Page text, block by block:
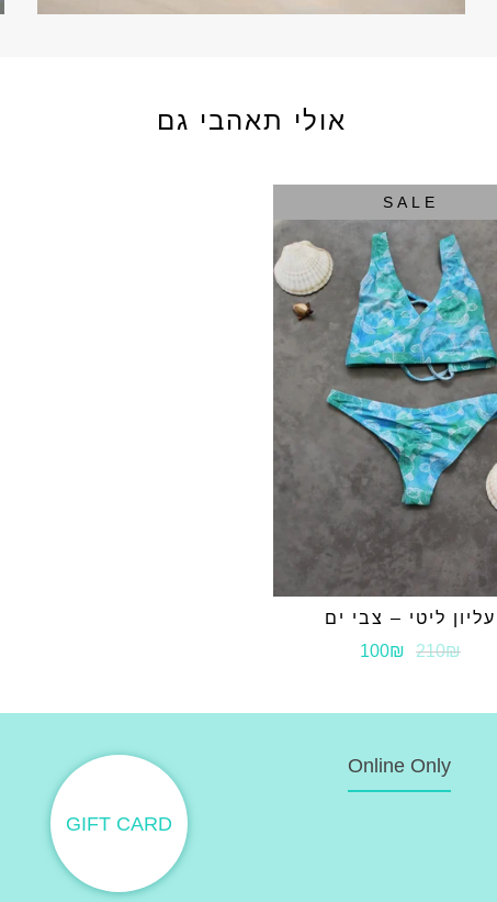
אולי תאהבי גם
SALE
עליון ליטי – צבי ים
210₪
100₪
Online Only
GIFT CARD